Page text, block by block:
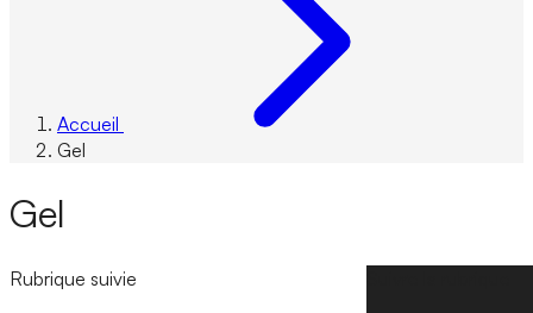
Accueil
Gel
Gel
Rubrique suivie